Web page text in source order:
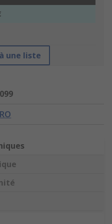
une liste